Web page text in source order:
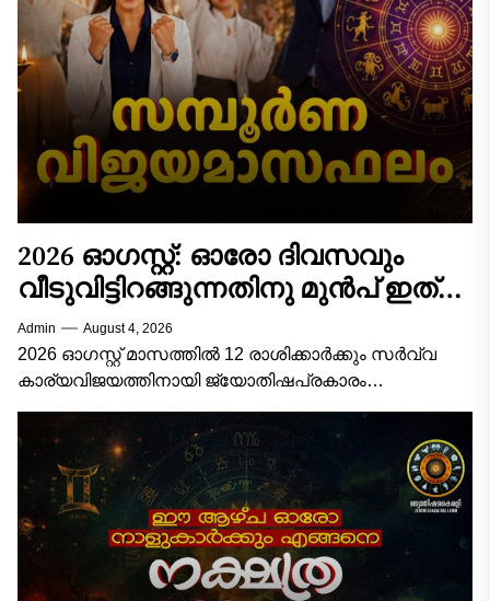
2026 ഓഗസ്റ്റ്: ഓരോ ദിവസവും
വീടുവിട്ടിറങ്ങുന്നതിനു മുൻപ് ഇത്
ചെയ്താൽ കാര്യവിജയം ഉറപ്പ്! 12
രാശിക്കാരുടെയും സമ്പൂർണ്ണ
വിജയമാസഫലം!
Admin August 4, 2026
2026 ഓഗസ്റ്റ് മാസത്തിൽ 12 രാശിക്കാർക്കും സർവ്വ
കാര്യവിജയത്തിനായി ജ്യോതിഷപ്രകാരം
ആരാധിക്കേണ്ട ദേവീദേവന്മാർ, അനുയോജ്യമായ
സമയങ്ങൾ, ചെയ്യേണ്ട വഴിപാടുകൾ/പ്രതിവിധികൾ,
ശുഭശകുനങ്ങൾ എന്നിവ...